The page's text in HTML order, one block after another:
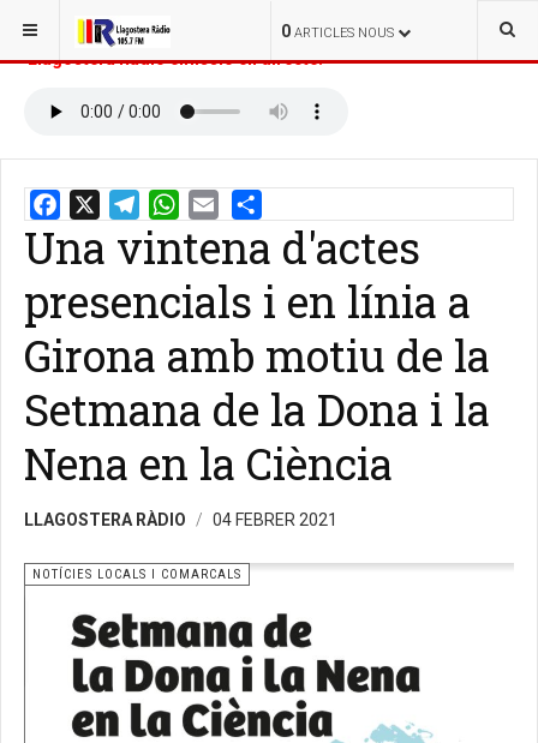
0 ARTICLES NOUS
ESTÀS AQUÍ: INICI
Llagostera Ràdio emissió en directe:
Email
Una vintena d'actes
presencials i en línia a
Girona amb motiu de la
Setmana de la Dona i la
Nena en la Ciència
LLAGOSTERA RÀDIO 04 FEBRER 2021
NOTÍCIES LOCALS I COMARCALS